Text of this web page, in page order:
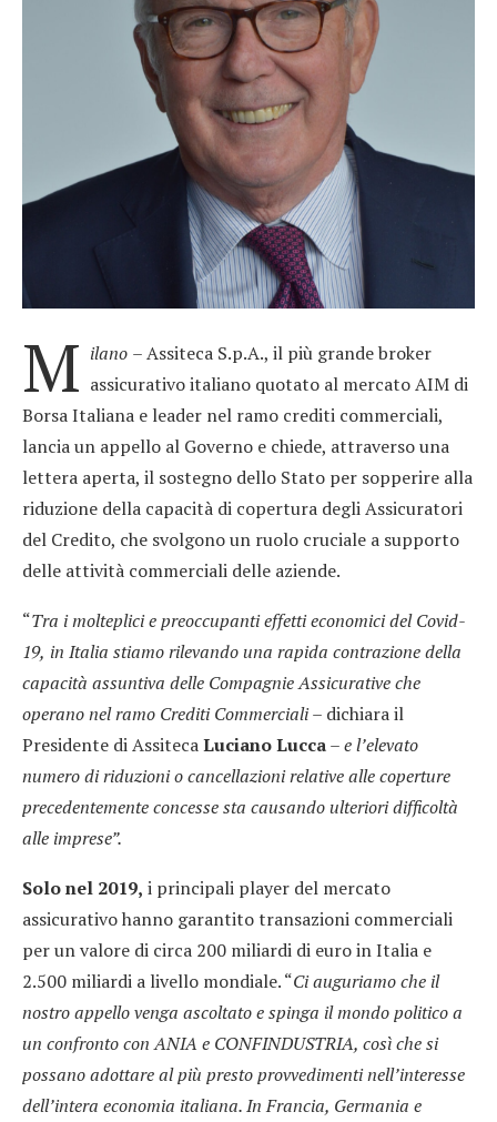
M ilano – Assiteca S.p.A., il più grande broker
assicurativo italiano quotato al mercato AIM di
Borsa Italiana e leader nel ramo crediti commerciali,
lancia un appello al Governo e chiede, attraverso una
lettera aperta, il sostegno dello Stato per sopperire alla
riduzione della capacità di copertura degli Assicuratori
del Credito, che svolgono un ruolo cruciale a supporto
delle attività commerciali delle aziende.
“Tra i molteplici e preoccupanti effetti economici del Covid-
19, in Italia stiamo rilevando una rapida contrazione della
capacità assuntiva delle Compagnie Assicurative che
operano nel ramo Crediti Commerciali – dichiara il
Presidente di AssitecaLuciano Lucca–el’elevato
numero di riduzioni o cancellazioni relative alle coperture
precedentemente concesse sta causando ulteriori difficoltà
alle imprese”.
Solo nel 2019, i principali player del mercato
assicurativo hanno garantito transazioni commerciali
per un valore di circa 200 miliardi di euro in Italia e
2.500 miliardi a livello mondiale. “Ci auguriamo che il
nostro appello venga ascoltato e spinga il mondo politico a
un confronto con ANIA e CONFINDUSTRIA, così che si
possano adottare al più presto provvedimenti nell’interesse
dell’intera economia italiana.In Francia, Germania e